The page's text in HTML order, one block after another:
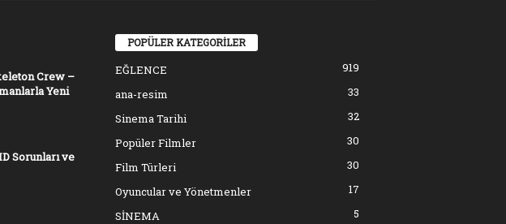
Crew –
Yeni
Sorunları ve
POPÜLER KATEGORİLER
EĞLENCE
919
ana-resim
33
Sinema Tarihi
32
Popüler Filmler
30
Film Türleri
30
Oyuncular ve Yönetmenler
17
SİNEMA
5